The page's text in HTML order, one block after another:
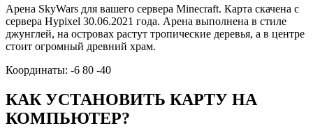
Арена SkyWars для вашего сервера Minecraft. Карта скачена с
сервера Hypixel 30.06.2021 года. Арена выполнена в стиле
джунглей, на островах растут тропические деревья, а в центре
стоит огромный древний храм.
Координаты: -6 80 -40
КАК УСТАНОВИТЬ КАРТУ НА
КОМПЬЮТЕР?